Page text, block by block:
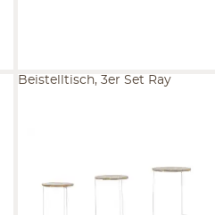
Beistelltisch, 3er Set Ray